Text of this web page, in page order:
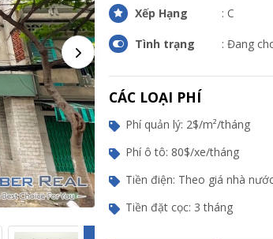
Xếp Hạng : C
Tình trạng : Đang
CÁC LOẠI PHÍ
Phí quản lý: 2$/m²/tháng
Phí ô tô: 80$/xe/tháng
Tiền điện: Theo giá nhà
Tiền đặt cọc: 3 tháng